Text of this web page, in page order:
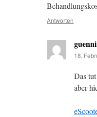
Antworten
guenni
18.
Das
aber